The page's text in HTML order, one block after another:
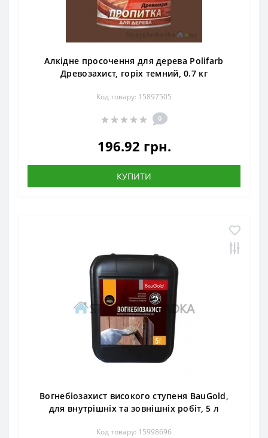
Алкідне просочення для дерева Polifarb
Древозахист, горіх темний, 0.7 кг
Код товару: 15897505
0
196.92 грн.
КУПИТИ
Вогнебіозахист високого ступеня BauGold,
для внутрішніх та зовнішніх робіт, 5 л
Код товару: 15998696